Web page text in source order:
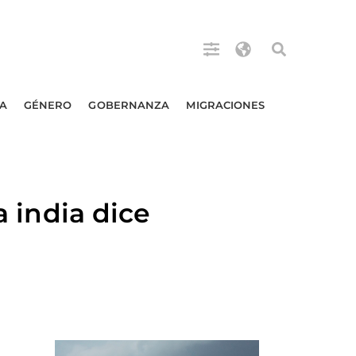
GÉNERO GOBERNANZA MIGRACIONES
india dice